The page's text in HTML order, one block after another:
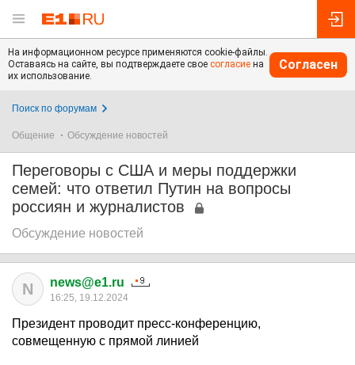
На информационном ресурсе применяются cookie-файлы.
Оставаясь на сайте, вы подтверждаете свое согласие на
их использование.
Согласен
Поиск по форумам
Общение Обсуждение новостей
Переговоры с США и меры поддержки
семей: что ответил Путин на вопросы
россиян и журналистов
Обсуждение новостей
N news@e1.ru
16:25, 19.12.2024
Президент проводит пресс-конференцию,
совмещенную с прямой линией